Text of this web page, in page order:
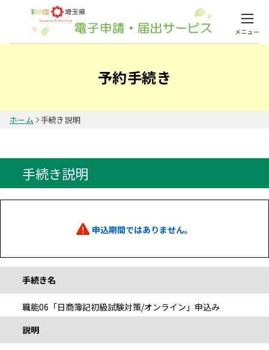
メニュー
予約手続き
ホーム 手続き説明
手続き説明
申込期間ではありません。
手続き名
職能06「日商簿記初級試験対策/オンライン」申込み
説明